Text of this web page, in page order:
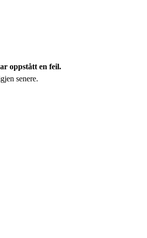
oppstått en feil.
senere.